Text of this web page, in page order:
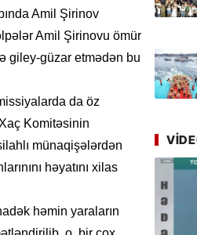
Amil Şirinov
Amil Şirinovu ömür
giley-güzar etmədən bu
da öz
Xaç Komitəsinin
münaqişələrdən
həyatını xilas
həmin yaraların
yer